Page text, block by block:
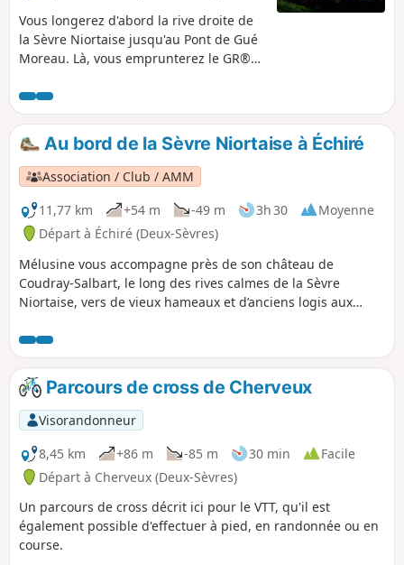
Vous longerez d'abord la rive droite de
la Sèvre Niortaise jusqu'au Pont de Gué
Moreau. Là, vous emprunterez le GR®36
Coudray-Salbard. Par un sentier
ombragé, vous grimperez derrière le
château jusqu'au hameau du Peu pour
rejoindre la Fontaine Braye et toujours
en suivant le GR®, vous cheminerez
dans un vallon plein de fraîcheur. En
remontant sur le plateau vous quitterez
le GR® et reviendrez à Ternanteuil pour
retrouver le parking de départ.
Au bord de la Sèvre Niortaise à Échiré
Association / Club / AMM
11,77 km
+54 m -49 m 3h 30
Moyenne
Départ à Échiré (Deux-Sèvres)
Mélusine vous accompagne près de son château de
Coudray-Salbart, le long des rives calmes de la Sèvre
Niortaise, vers de vieux hameaux et d’anciens logis aux
Parcours de cross de Cherveux
Visorandonneur
8,45 km
+86 m -85 m 30 min
Facile
Départ à Cherveux (Deux-Sèvres)
Un parcours de cross décrit ici pour le VTT, qu'il est
également possible d'effectuer à pied, en randonnée ou en
course.